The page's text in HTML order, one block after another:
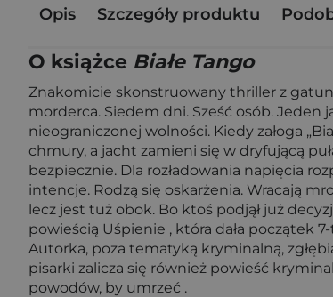
Opis Szczegóły produktu
O książce Białe Tango
Znakomicie skonstruowany thriller z
morderca. Siedem dni. Sześć osób. Jeden
nieograniczonej wolności. Kiedy załoga
chmury, a jacht zamieni się w dryfującą
bezpiecznie. Dla rozładowania napięcia
intencje. Rodzą się oskarżenia. Wracają
lecz jest tuż obok. Bo ktoś podjął już
powieścią Uśpienie , która dała początek
Autorka, poza tematyką kryminalną,
pisarki zalicza się również powieść
powodów, by umrzeć .